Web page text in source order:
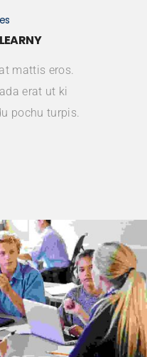
mattis eros.
erat ut ki
pochu turpis.